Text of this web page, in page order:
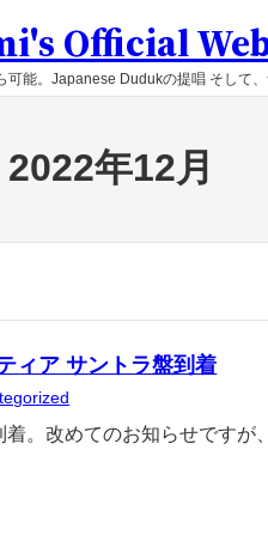
Official
能。Japanese Dudukの提唱 そして、
2022年12月
ィア サントラ盤到着
着。改めてのお知らせです